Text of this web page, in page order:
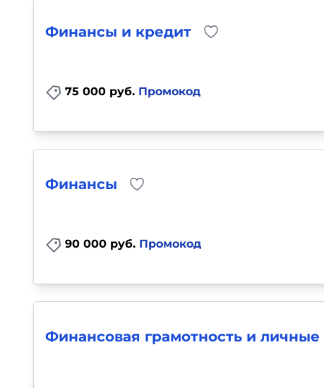
Финансы и кредит
75 000 руб. Промокод
Финансы
90 000 руб. Промокод
Финансовая грамотность и